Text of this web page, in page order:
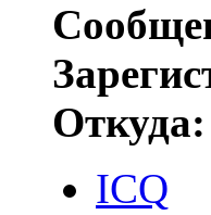
Откуда:
ICQ